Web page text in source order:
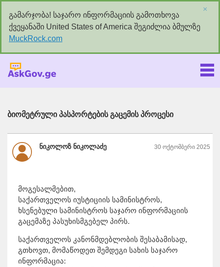
გამარჯობა! საჯარო ინფორმაციის გამოთხოვა
ქვეყანაში United States of America შეგიძლია ბმულზე
MuckRock.com
×
ბიომეტრული პასპორტების გაცემის პროცესი
ნიკოლოზ ნიკოლაძე 30 ოქტომბერი 2025
მოგესალმებით,
საქართველოს იუსტიციის სამინისტროს,
ხსენებული სამინისტროს საჯარო ინფორმაციის
გაცემაზე პასუხისმგებელ პირს.
საქართველოს კანონმდებლობის შესაბამისად,
გთხოვთ, მომაწოდეთ შემდეგი სახის საჯარო
ინფორმაცია: